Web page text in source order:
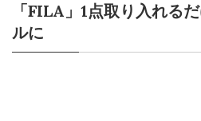
「FILA」1点取り入れる
ルに